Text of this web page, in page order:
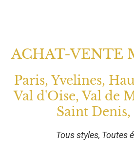
ACHAT-VENTE
Paris, Yvelines,
Val d'Oise, Val de
Saint Denis,
Tous styles, Toutes